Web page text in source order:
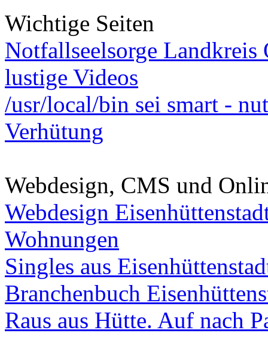
Wichtige Seiten
Notfallseelsorge Landkreis
lustige Videos
/usr/local/bin sei smart -
Verhütung
Webdesign, CMS und
Webdesign
Wohnungen
Singles aus
Branchenbuch
Raus aus Hütte. Auf nach